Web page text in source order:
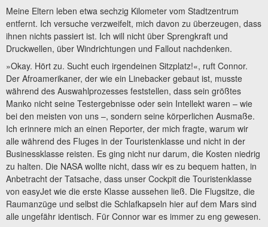
Meine Eltern leben etwa sechzig Kilometer vom Stadtzentrum
entfernt. Ich versuche verzweifelt, mich davon zu überzeugen, dass
ihnen nichts passiert ist. Ich will nicht über Sprengkraft und
Druckwellen, über Windrichtungen und Fallout nachdenken.
»Okay. Hört zu. Sucht euch irgendeinen Sitzplatz!«, ruft Connor.
Der Afroamerikaner, der wie ein Linebacker gebaut ist, musste
während des Auswahlprozesses feststellen, dass sein größtes
Manko nicht seine Testergebnisse oder sein Intellekt waren – wie
bei den meisten von uns –, sondern seine körperlichen Ausmaße.
Ich erinnere mich an einen Reporter, der mich fragte, warum wir
alle während des Fluges in der Touristenklasse und nicht in der
Businessklasse reisten. Es ging nicht nur darum, die Kosten niedrig
zu halten. Die NASA wollte nicht, dass wir es zu bequem hatten, in
Anbetracht der Tatsache, dass unser Cockpit die Touristenklasse
von easyJet wie die erste Klasse aussehen ließ. Die Flugsitze, die
Raumanzüge und selbst die Schlafkapseln hier auf dem Mars sind
alle ungefähr identisch. Für Connor war es immer zu eng gewesen.